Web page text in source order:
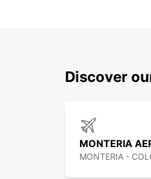
Discover
MONTERIA -